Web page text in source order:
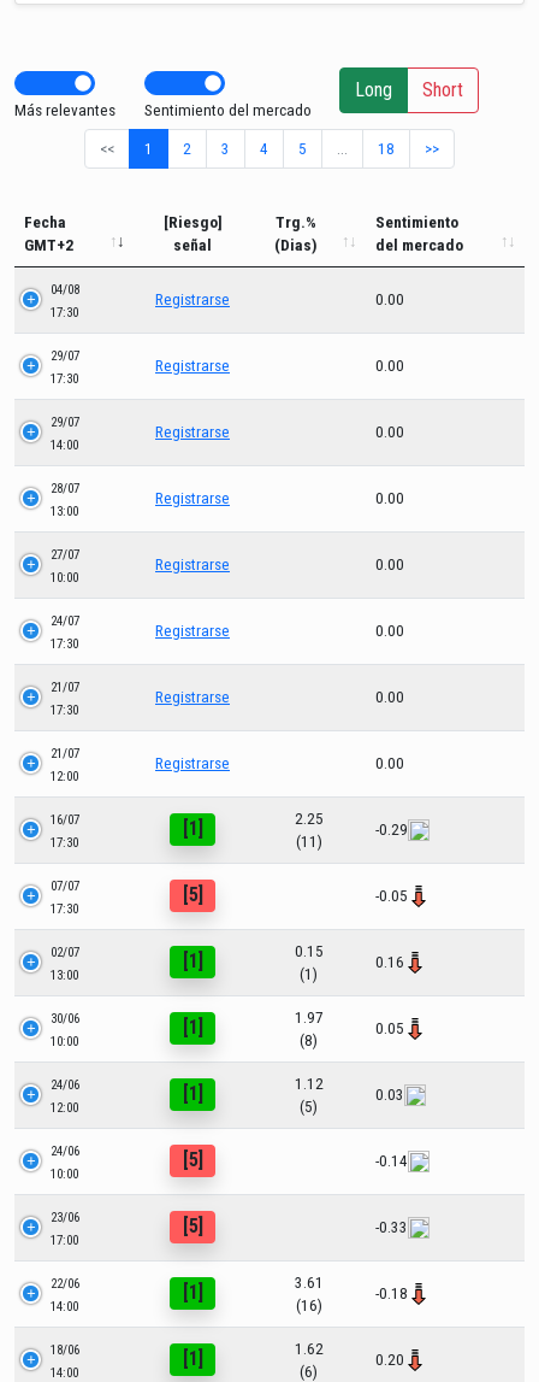
Más relevantes Sentimiento del mercado
Long Short
<< 1 2 3 4 5 18 >>
Fecha
GMT+2
[Riesgo]
señal
Trg.%
(Dias)
Sentimiento
del mercado
04/08
17:30
Registrarse 0.00
29/07
17:30
Registrarse 0.00
29/07
14:00
Registrarse 0.00
28/07
13:00
Registrarse 0.00
27/07
10:00
Registrarse 0.00
24/07
17:30
Registrarse 0.00
21/07
17:30
Registrarse 0.00
21/07
12:00
Registrarse 0.00
16/07
17:30
[1]
2.25
(11)
-0.29
07/07
17:30
[5] -0.05
02/07
13:00
[1]
0.15
(1)
0.16
30/06
10:00
[1]
1.97
(8)
0.05
24/06
12:00
[1]
1.12
(5)
0.03
24/06
10:00
[5] -0.14
23/06
17:00
[5] -0.33
22/06
14:00
[1]
3.61
(16)
-0.18
18/06
14:00
[1]
1.62
(6)
0.20